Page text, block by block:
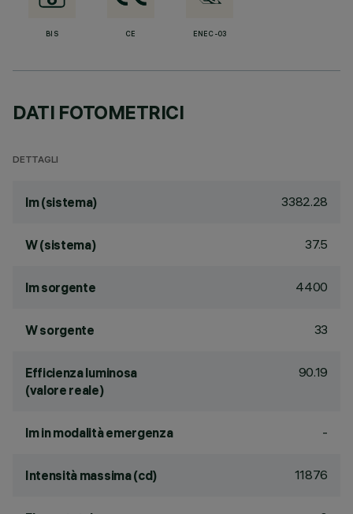
BIS CE ENEC-03
DATI FOTOMETRICI
DETTAGLI
lm (sistema) 3382.28
W (sistema) 37.5
lm sorgente 4400
W sorgente 33
Efficienza luminosa
(valore reale)
90.19
lm in modalità emergenza -
Intensità massima (cd) 11876